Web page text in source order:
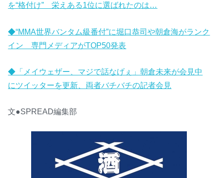
を“格付け” 栄えある1位に選ばれたのは…
◆“MMA世界バンタム級番付”に堀口恭司や朝倉海がランク
イン 専門メディアがTOP50発表
◆「メイウェザー、マジで話なげぇ」朝倉未来が会見中
にツイッターを更新、両者バチバチの記者会見
文●SPREAD編集部